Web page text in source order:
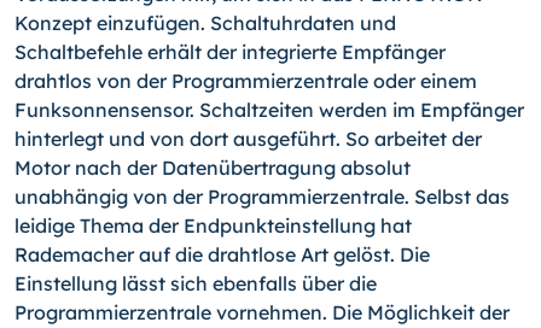
Konzept einzufügen. Schaltuhrdaten und
Schaltbefehle erhält der integrierte Empfänger
drahtlos von der Programmierzentrale oder einem
Funksonnensensor. Schaltzeiten werden im Empfänger
hinterlegt und von dort ausgeführt. So arbeitet der
Motor nach der Datenübertragung absolut
unabhängig von der Programmierzentrale. Selbst das
leidige Thema der Endpunkteinstellung hat
Rademacher auf die drahtlose Art gelöst. Die
Einstellung lässt sich ebenfalls über die
Programmierzentrale vornehmen. Die Möglichkeit der